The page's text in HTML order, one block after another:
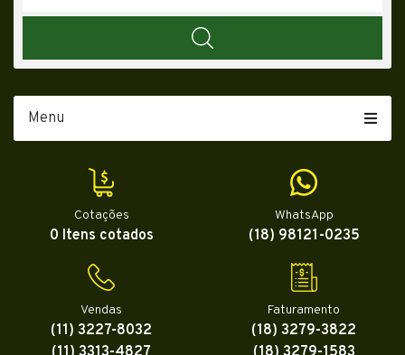
Menu
Cotações
0 Itens cotados
WhatsApp
(18) 98121-0235
Vendas
(11) 3227-8032
Faturamento
(18) 3279-3822